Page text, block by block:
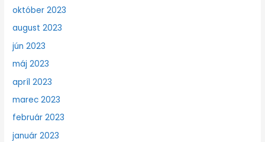
október 2023
august 2023
jún 2023
máj 2023
apríl 2023
marec 2023
február 2023
január 2023